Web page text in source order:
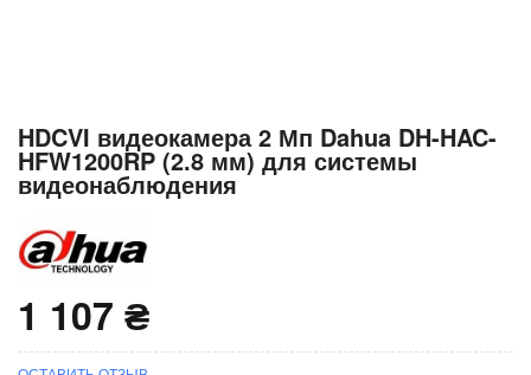
Перейти
началу
галереи
HDCVI видеокамера 2 Мп Dahua DH-HAC-
HFW1200RP (2.8 мм) для системы
видеонаблюдения
1 107 ₴